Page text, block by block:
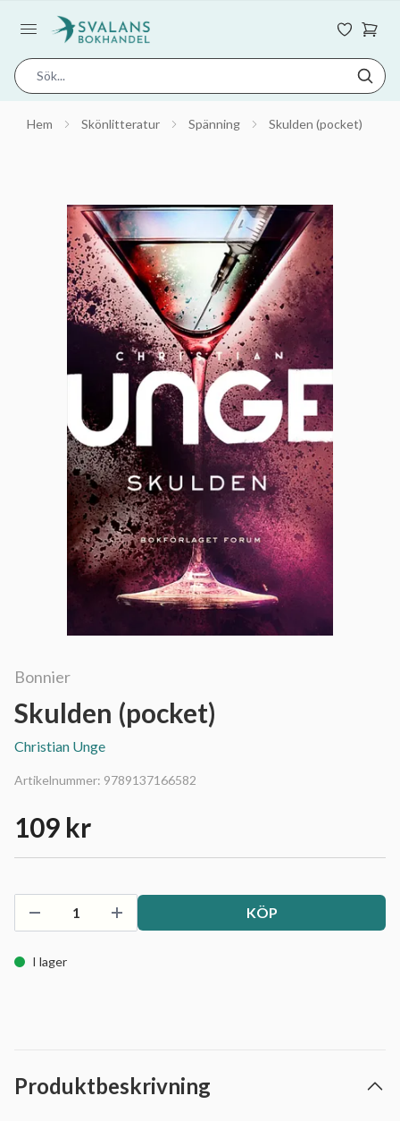
Hem Skönlitteratur Spänning Skulden (pocket)
Bonnier
Skulden (pocket)
Christian Unge
Artikelnummer: 9789137166582
109 kr
KÖP
I lager
Produktbeskrivning